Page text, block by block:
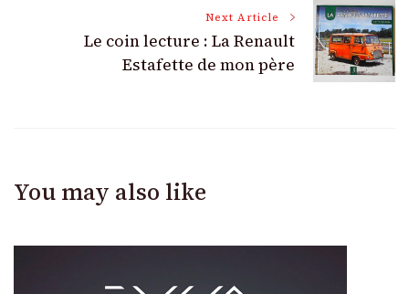
Next Article
Le coin lecture : La Renault
Estafette de mon père
You may also like